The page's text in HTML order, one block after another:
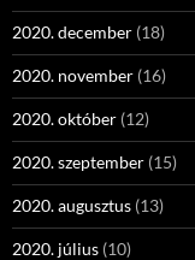
2020. december (18)
2020. november (16)
2020. október (12)
2020. szeptember (15)
2020. augusztus (13)
2020. július (10)